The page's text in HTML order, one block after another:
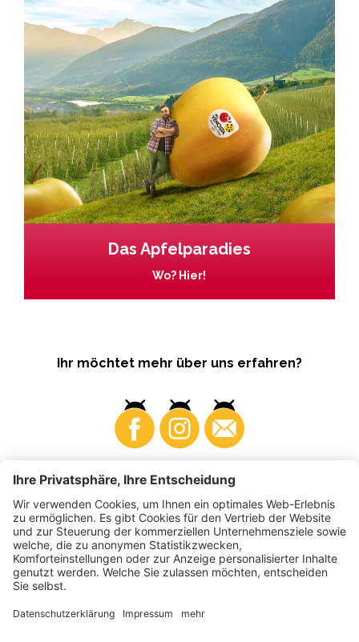
Das Apfelparadies
Wo? Hier!
Ihr möchtet mehr über uns erfahren?
Business Produzenten
2026
VI.P Gen. landw. Gesellschaft